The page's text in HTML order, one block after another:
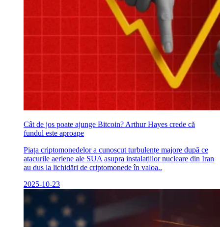
Cât de jos poate ajunge Bitcoin? Arthur Hayes crede că
fundul este aproape
Piața criptomonedelor a cunoscut turbulențe majore după ce
atacurile aeriene ale SUA asupra instalațiilor nucleare din Iran
au dus la lichidări de criptomonede în valoa..
2025-10-23